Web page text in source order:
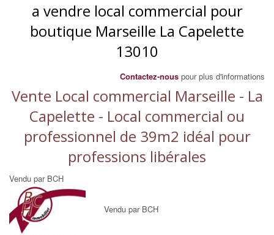
a vendre local commercial pour
boutique Marseille La Capelette
13010
Contactez-nous pour plus d'informations
Vente Local commercial Marseille - La
Capelette - Local commercial ou
professionnel de 39m2 idéal pour
professions libérales
Vendu par BCH
Vendu par BCH